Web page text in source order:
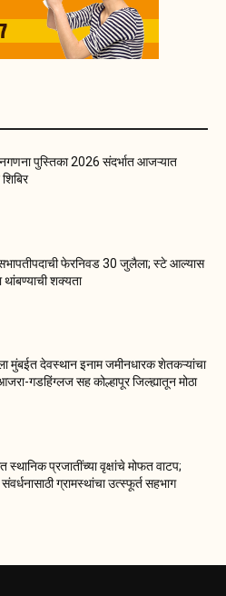
पुस्तिका 2026 संदर्भात आजऱ्यात
शिबिर
फेरनिवड 30 जुलैला; स्टे आल्यास
थांबण्याची शक्यता
मुंबईत देवस्थान इनाम जमीनधारक शेतकऱ्यांचा
गडहिंग्लज सह कोल्हापूर जिल्ह्यातून मोठा
स्थानिक प्रजातींच्या वृक्षांचे मोफत वाटप;
संवर्धनासाठी ग्रामस्थांचा उत्स्फूर्त सहभाग